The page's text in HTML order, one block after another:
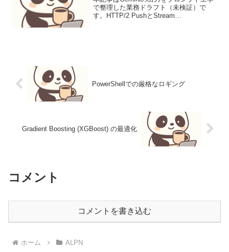
で整理した業務ドラフト（未検証）で
す。HTTP/2 PushとStream
PowerShellでの厳格なロギング
Gradient Boosting (XGBoost) の最適化
コメント
コメントを書き込む
ホーム ALPN